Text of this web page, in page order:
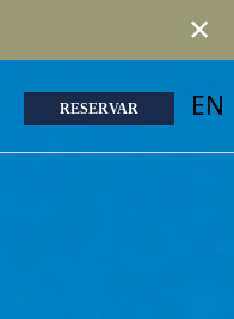
RESERVAR
×
EN